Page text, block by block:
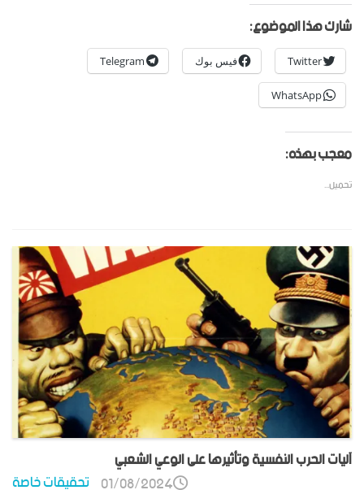
شارك هذا الموضوع:
Twitter فيس بوك Telegram
WhatsApp
معجب بهذه:
تحميل...
آليات الحرب النفسية وتأثيرها على الوعي الشعبي
تحقيقات خاصة